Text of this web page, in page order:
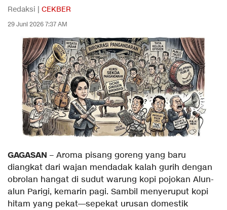
Redaksi | CEKBER
29 Juni 2026 7:37 AM
GAGASAN – Aroma pisang goreng yang baru
diangkat dari wajan mendadak kalah gurih dengan
obrolan hangat di sudut warung kopi pojokan Alun-
alun Parigi, kemarin pagi. Sambil menyeruput kopi
hitam yang pekat—sepekat urusan domestik